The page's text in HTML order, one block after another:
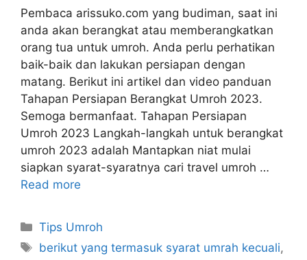
Pembaca arissuko.com yang budiman, saat ini
anda akan berangkat atau memberangkatkan
orang tua untuk umroh. Anda perlu perhatikan
baik-baik dan lakukan persiapan dengan
matang. Berikut ini artikel dan video panduan
Tahapan Persiapan Berangkat Umroh 2023.
Semoga bermanfaat. Tahapan Persiapan
Umroh 2023 Langkah-langkah untuk berangkat
umroh 2023 adalah Mantapkan niat mulai
siapkan syarat-syaratnya cari travel umroh …
Read more
Categories
Tips Umroh
Tags
berikut yang termasuk syarat umrah kecuali,